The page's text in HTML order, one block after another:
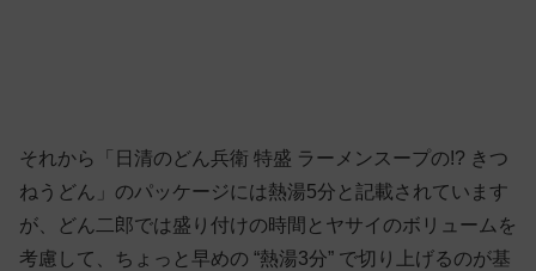
それから「日清のどん兵衛 特盛 ラーメンスープの!? きつ
ねうどん」のパッケージには熱湯5分と記載されています
が、どん二郎では盛り付けの時間とヤサイのボリュームを
考慮して、ちょっと早めの “熱湯3分” で切り上げるのが基